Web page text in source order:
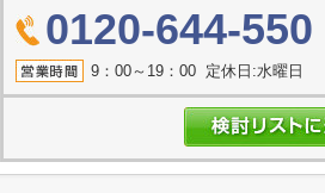
0120-644-550
9：00～19：00 定休日:水曜日